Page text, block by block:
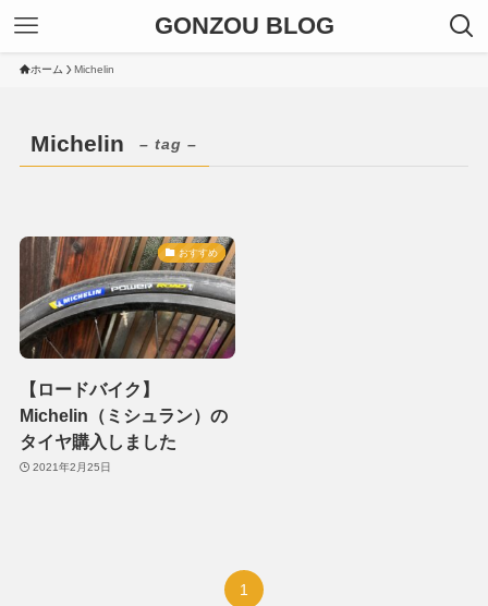
GONZOU BLOG
ホーム Michelin
Michelin – tag –
おすすめ
【ロードバイク】
Michelin（ミシュラン）の
タイヤ購入しました
2021年2月25日
1